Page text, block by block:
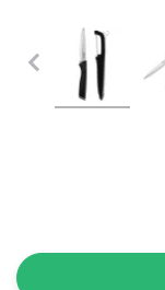
BABY
HRANIRE SI
BAIE SI
Alege